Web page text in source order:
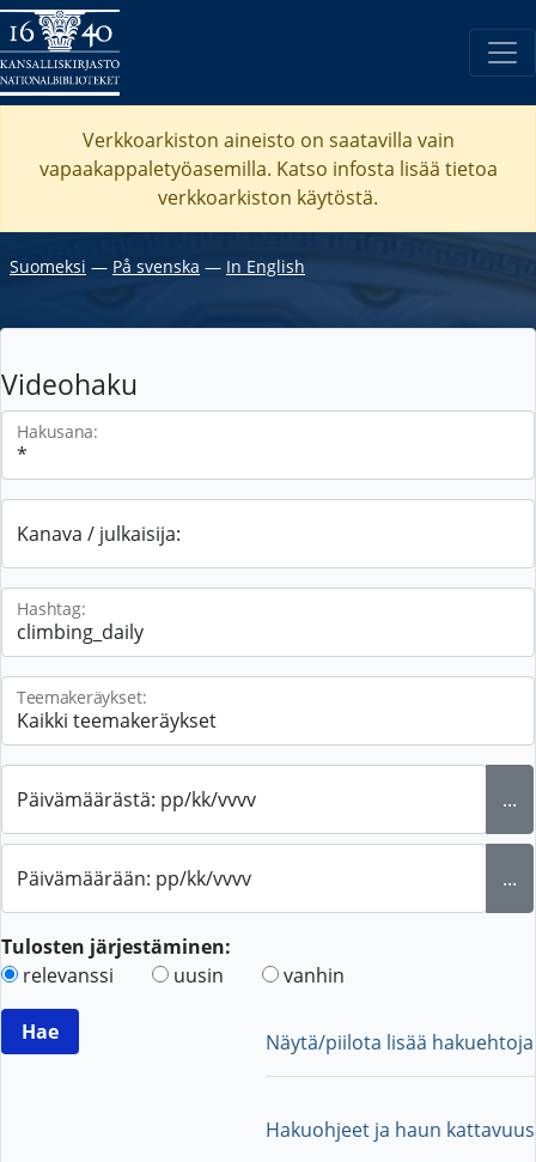
Verkkoarkiston aineisto on saatavilla vain
vapaakappaletyöasemilla. Katso infosta lisää tietoa
verkkoarkiston käytöstä.
Suomeksi ― På svenska ― In English
Videohaku
Hakusana:
Kanava / julkaisija:
Hashtag:
Teemakeräykset:
Päivämäärästä: pp/kk/vvvv ...
Päivämäärään: pp/kk/vvvv ...
Tulosten järjestäminen:
relevanssi
uusin vanhin
Näytä/piilota lisää hakuehtoja
Hakuohjeet ja haun kattavuus